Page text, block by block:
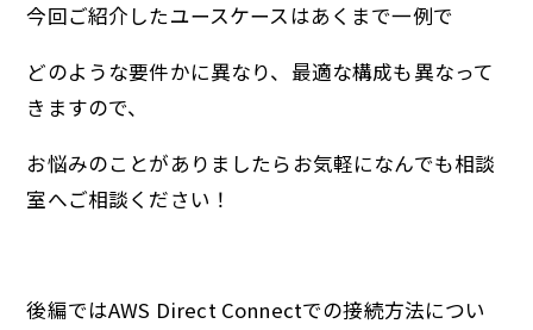
今回ご紹介したユースケースはあくまで一例で
どのような要件かに異なり、最適な構成も異なって
きますので、
お悩みのことがありましたらお気軽になんでも相談
室へご相談ください！
後編ではAWS Direct Connectでの接続方法につい